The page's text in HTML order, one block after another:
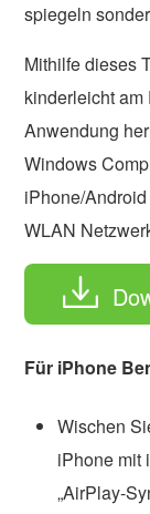
spiegeln
Mithilfe dieses
kinderleicht
Anwendung
Windows
iPhone/
WLAN
Für iPhone
Wischen
iPhone mit
„AirPlay-